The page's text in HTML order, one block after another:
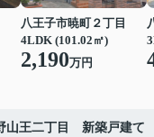
八王子市暁町２丁目
4LDK (101.02㎡)
2,190万円
王二丁目 新築戸建て